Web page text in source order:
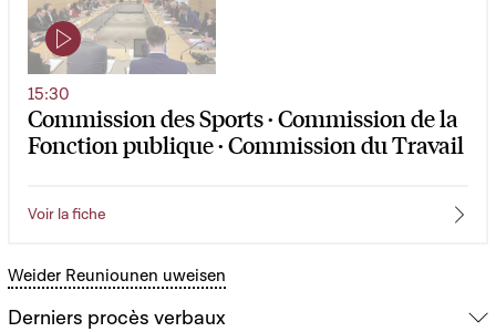
Commission des Sports · Commission de la
Fonction publique · Commission du Travail
15:30
Voir la fiche
Weider Reuniounen uweisen
Derniers procès verbaux